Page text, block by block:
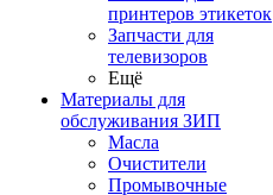
принтеров этикеток
Запчасти для
телевизоров
Ещё
Материалы для
обслуживания ЗИП
Масла
Очистители
Промывочные